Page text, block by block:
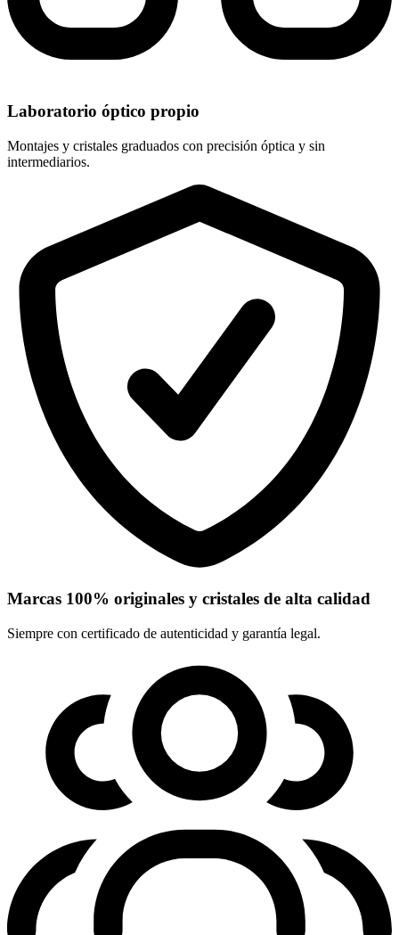
Laboratorio óptico propio
Montajes y cristales graduados con precisión óptica y sin
intermediarios.
Marcas 100% originales y cristales de alta calidad
Siempre con certificado de autenticidad y garantía legal.